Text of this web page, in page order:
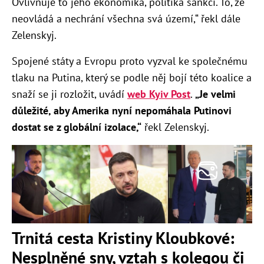
neovládá a nechrání všechna svá území,“ řekl dále
Zelenskyj.
Spojené státy a Evropu proto vyzval ke společnému
tlaku na Putina, který se podle něj bojí této koalice a
snaží se ji rozložit, uvádí web Kyiv Post. „Je velmi
důležité, aby Amerika nyní nepomáhala Putinovi
dostat se z globální izolace,“ řekl Zelenskyj.
Trnitá cesta Kristiny Kloubkové:
Nesplněné sny, vztah s kolegou či